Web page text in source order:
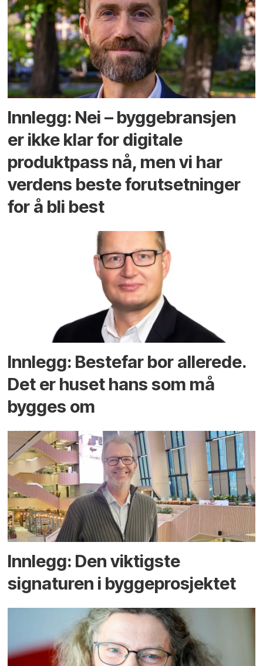
Innlegg: Nei – byggebransjen
er ikke klar for digitale
produktpass nå, men vi har
verdens beste forutsetninger
for å bli best
Innlegg: Bestefar bor allerede.
Det er huset hans som må
bygges om
Innlegg: Den viktigste
signaturen i bygge­­prosjektet